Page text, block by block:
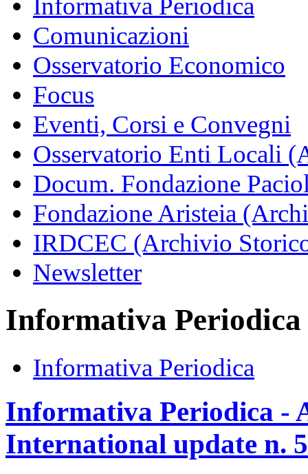
Comunicazioni
Osservatorio Economico
Focus
Eventi, Corsi e Convegni
Osservatorio Enti Locali
Docum. Fondazione
Fondazione Aristeia
IRDCEC (Archivio
Newsletter
Informativa Periodica
Informativa Periodica
Informativa Periodica -
International update n.